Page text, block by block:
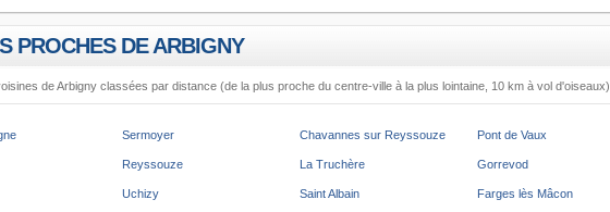
PROCHES DE ARBIGNY
de Arbigny classées par distance (de la plus proche du centre-ville à la plus lointaine, 10 km à vol d'oiseaux).
Sermoyer Chavannes sur Reyssouze Pont de Vaux
Reyssouze La Truchère Gorrevod
Uchizy Saint Albain Farges lès Mâcon